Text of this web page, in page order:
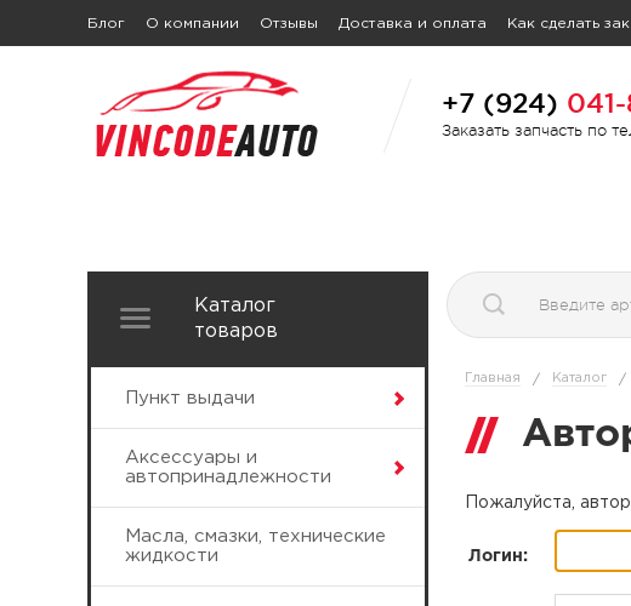
Блог О компании Отзывы Доставка и оплата Как сделать
+7 (924)
Заказать запчасть по
Каталог
товаров
Пункт выдачи
Аксессуары и
автопринадлежности
Масла, смазки, технические
жидкости
Главная / Каталог /
Пожалуйста,
Логин: